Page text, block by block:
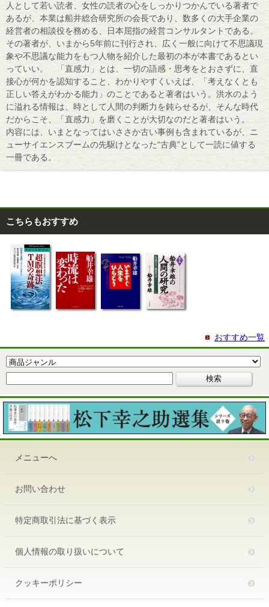
人として若い読者、女性の読者の心をしっかりつかんでいる著者で
あるが、本業は船井総合研究所の会長であり、数多くの大手企業の
経営者の相談役を務める、日本屈指の経営コンサルタントである。
その著者が、いまから5年前に刊行され、広く一般に向けて不思議現
象や不思議な能力をもつ人物を紹介した最初の本が本書であるとい
っていい。 「直感力」とは、一切の語感・思考をとおさずに、直
接心が何かを認知すること、わかりやすくいえば、「考えなくとも
正しい答えがわかる能力」のことであると著者はいう。洪水のよう
に溢れる情報は、時として人間の判断力を鈍らせるが、そんな時代
だからこそ、「直感力」を磨くことが大切なのだと著者はいう。
内容には、いまとなってはいささか古い事例も含まれているが、ニ
ューサイエンスブームの先駆けとなった“古典”として一読に値する
一冊である。
こちらもおすすめ
おすすめ一覧
メニューへ
お問い合わせ
特定商取引法に基づく表示
個人情報の取り扱いについて
クッキーポリシー